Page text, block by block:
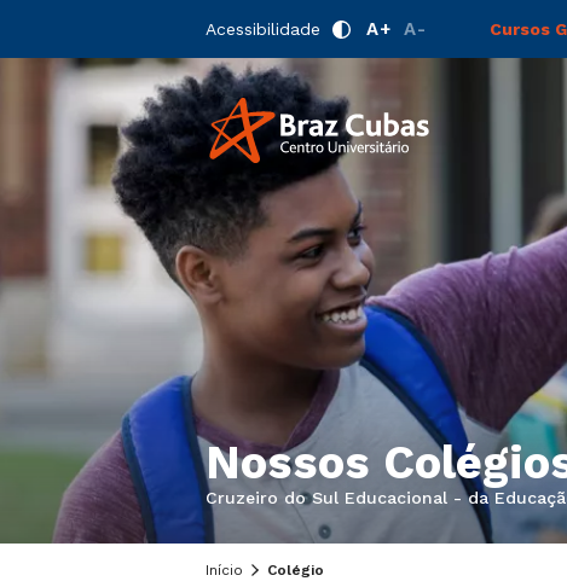
Acessibilidade A+ A- Cursos
Nossos
Cruzeiro do Sul Educacional - da
Início Colégio